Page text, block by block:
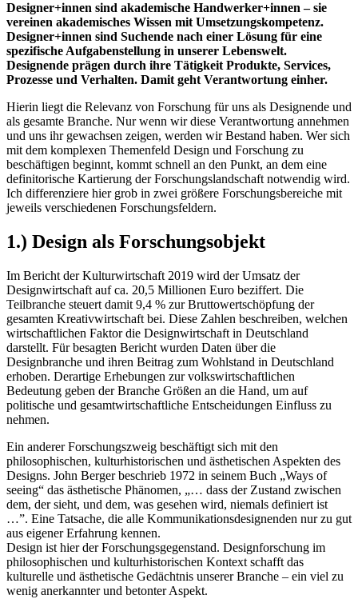
Designer+innen sind akademische Handwerker+innen – sie
vereinen akademisches Wissen mit Umsetzungskompetenz.
Designer+innen sind Suchende nach einer Lösung für eine
spezifische Aufgabenstellung in unserer Lebenswelt.
Designende prägen durch ihre Tätigkeit Produkte, Services,
Prozesse und Verhalten. Damit geht Verantwortung einher.
Hierin liegt die Relevanz von Forschung für uns als Designende und
als gesamte Branche. Nur wenn wir diese Verantwortung annehmen
und uns ihr gewachsen zeigen, werden wir Bestand haben. Wer sich
mit dem komplexen Themenfeld Design und Forschung zu
beschäftigen beginnt, kommt schnell an den Punkt, an dem eine
definitorische Kartierung der Forschungslandschaft notwendig wird.
Ich differenziere hier grob in zwei größere Forschungsbereiche mit
jeweils verschiedenen Forschungsfeldern.
1.) Design als Forschungsobjekt
Im Bericht der Kulturwirtschaft 2019 wird der Umsatz der
Designwirtschaft auf ca. 20,5 Millionen Euro beziffert. Die
Teilbranche steuert damit 9,4 % zur Bruttowertschöpfung der
gesamten Kreativwirtschaft bei. Diese Zahlen beschreiben, welchen
wirtschaftlichen Faktor die Designwirtschaft in Deutschland
darstellt. Für besagten Bericht wurden Daten über die
Designbranche und ihren Beitrag zum Wohlstand in Deutschland
erhoben. Derartige Erhebungen zur volkswirtschaftlichen
Bedeutung geben der Branche Größen an die Hand, um auf
politische und gesamtwirtschaftliche Entscheidungen Einfluss zu
nehmen.
Ein anderer Forschungszweig beschäftigt sich mit den
philosophischen, kulturhistorischen und ästhetischen Aspekten des
Designs. John Berger beschrieb 1972 in seinem Buch „Ways of
seeing“ das ästhetische Phänomen, „… dass der Zustand zwischen
dem, der sieht, und dem, was gesehen wird, niemals definiert ist
…”. Eine Tatsache, die alle Kommunikationsdesignenden nur zu gut
aus eigener Erfahrung kennen.
Design ist hier der Forschungsgegenstand. Designforschung im
philosophischen und kulturhistorischen Kontext schafft das
kulturelle und ästhetische Gedächtnis unserer Branche – ein viel zu
wenig anerkannter und betonter Aspekt.